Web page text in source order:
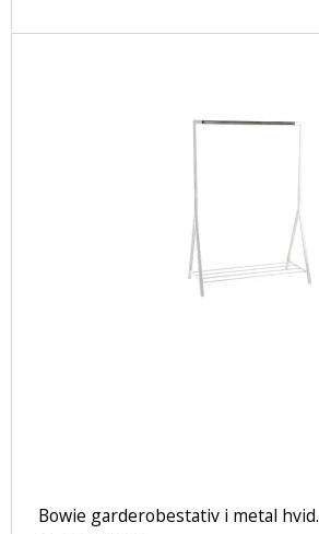
Bowie garderobestativ i metal hvid.